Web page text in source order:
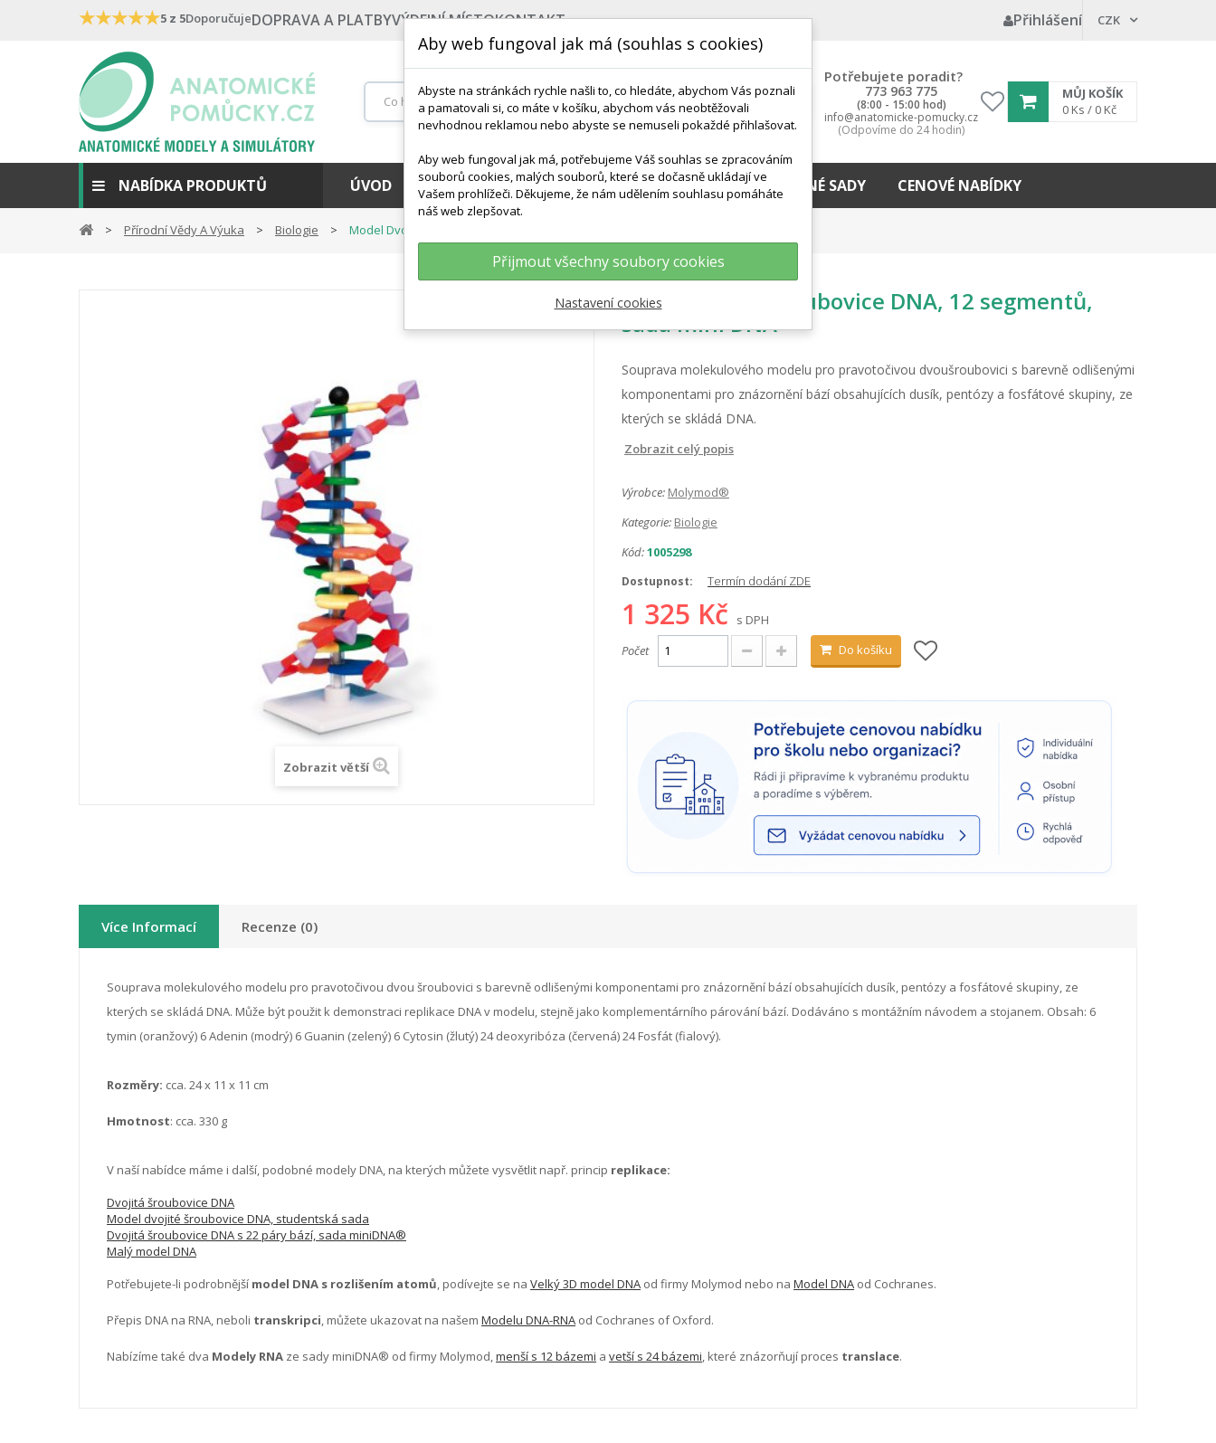
★★★★★5 z 5DoporučujeDOPRAVA A PLATBYVÝDEJNÍ MÍSTOKONTAKT Přihlášení CZK
Potřebujete poradit?
773 963 775
(8:00 - 15:00 hod)
info@anatomicke-pomucky.cz
(Odpovíme do 24 hodin)
My
wishlist
MŮJ KOŠÍK
0 Ks / 0 Kč
NABÍDKA PRODUKTŮ ÚVOD NEJPRODÁVANĚJŠÍ VÝCHOVA KE ZDRAVÍ VÝHODNÉ SADY CENOVÉ NABÍDKY
Přírodní Vědy A Výuka Biologie Model Dvojité Šroubovice DNA, 12 Segmentů, Sada Mini DNA
Zobrazit větší
Model dvojité šroubovice DNA, 12 segmentů,
sada mini DNA
Souprava molekulového modelu pro pravotočivou dvoušroubovici s barevně odlišenými
komponentami pro znázornění bází obsahujících dusík, pentózy a fosfátové skupiny, ze
kterých se skládá DNA.
Zobrazit celý popis
Výrobce: Molymod®
Kategorie: Biologie
Kód:1005298
Dostupnost: Termín dodání ZDE
1 325 Kč
s DPH
Počet
Do košíku
Více Informací Recenze (0)
Souprava molekulového modelu pro pravotočivou dvou šroubovici s barevně odlišenými komponentami pro znázornění bází obsahujících dusík, pentózy a fosfátové skupiny, ze
kterých se skládá DNA. Může být použit k demonstraci replikace DNA v modelu, stejně jako komplementárního párování bází. Dodáváno s montážním návodem a stojanem. Obsah: 6
tymin (oranžový) 6 Adenin (modrý) 6 Guanin (zelený) 6 Cytosin (žlutý)24 deoxyribóza (červená)24 Fosfát (fialový).
Rozměry: cca. 24 x 11 x 11 cm
Hmotnost: cca. 330 g
V naší nabídce máme i další, podobné modely DNA, na kterých můžete vysvětlit např. princip replikace:
Dvojitá šroubovice DNA
Model dvojité šroubovice DNA, studentská sada
Dvojitá šroubovice DNA s 22 páry bází, sada miniDNA®
Malý model DNA
Potřebujete-li podrobnější model DNA s rozlišením atomů , podívejte se na Velký 3D model DNA od firmy Molymod nebo na Model DNA od Cochranes.
Přepis DNA na RNA, neboli transkripci , můžete ukazovat na našem Modelu DNA-RNA od Cochranes of Oxford.
Nabízíme také dva Modely RNA ze sady miniDNA® od firmy Molymod, menší s 12 bázemi a vetší s 24 bázemi , které znázorňují proces translace.
Aby web fungoval jak má (souhlas s cookies)
Abyste na stránkách rychle našli to, co hledáte, abychom Vás poznali
a pamatovali si, co máte v košíku, abychom vás neobtěžovali
nevhodnou reklamou nebo abyste se nemuseli pokaždé přihlašovat.
Aby web fungoval jak má, potřebujeme Váš souhlas se zpracováním
souborů cookies, malých souborů, které se dočasně ukládají ve
Vašem prohlížeči. Děkujeme, že nám udělením souhlasu pomáháte
náš web zlepšovat.
Přijmout všechny soubory cookies
Nastavení cookies